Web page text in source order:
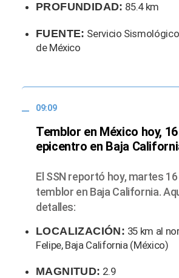
PROFUNDIDAD: 85.4 km
FUENTE: Servicio
de México
09:09
Temblor en México hoy,
epicentro en Baja
El SSN reportó hoy, martes
temblor en Baja California.
detalles:
LOCALIZACIÓN: 35 km al
Felipe, Baja California (México)
MAGNITUD: 2.9